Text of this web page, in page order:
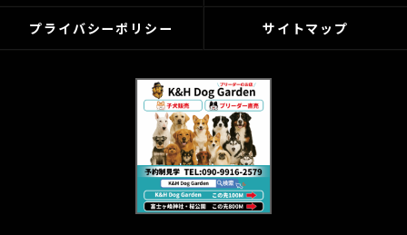
プライバシーポリシー サイトマップ